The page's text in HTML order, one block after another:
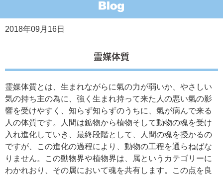
2018年09月16日
霊媒体質
霊媒体質とは、生まれながらに氣の力が弱いか、やさしい
気の持ち主の為に、強く生まれ持って来た人の悪い氣の影
響を受けやすく、知らず知らずのうちに、氣が病んで来る
人の体質です。人間は鉱物から植物そして動物の魂を受け
入れ進化していき、最終段階として、人間の魂を授かるの
ですが、この進化の過程により、動物の工程を通らねばな
りません。この動物界や植物界は、属というカテゴリーに
わかれおり、その属において魂を共有します。この点を良